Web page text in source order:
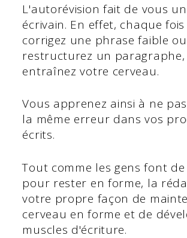
L'autorévision fait de vous
écrivain. En effet, chaque
corrigez une phrase faible
restructurez un paragraphe,
entraînez votre cerveau.
Vous apprenez ainsi à ne
la même erreur dans vos
écrits.
Tout comme les gens font de
pour rester en forme, la
votre propre façon de
cerveau en forme et de
muscles d'écriture.